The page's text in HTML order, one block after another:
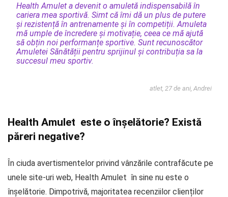
Health Amulet a devenit o amuletă indispensabilă în
cariera mea sportivă. Simt că îmi dă un plus de putere
și rezistență în antrenamente și în competiții. Amuleta
mă umple de încredere și motivație, ceea ce mă ajută
să obțin noi performanțe sportive. Sunt recunoscător
Amuletei Sănătății pentru sprijinul și contribuția sa la
succesul meu sportiv.
atlet, 27 de ani, Andrei
Health Amulet este o înșelătorie? Există
păreri negative?
În ciuda avertismentelor privind vânzările contrafăcute pe
unele site-uri web, Health Amulet în sine nu este o
înșelătorie. Dimpotrivă, majoritatea recenziilor clienților